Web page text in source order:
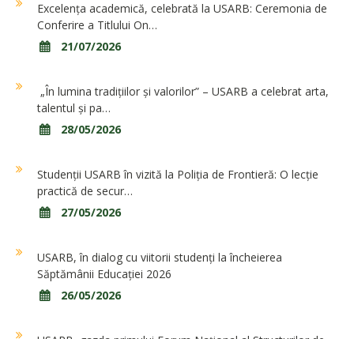
Excelența academică, celebrată la USARB: Ceremonia de
Conferire a Titlului On…
21/07/2026
„În lumina tradițiilor și valorilor” – USARB a celebrat arta,
talentul și pa…
28/05/2026
Studenții USARB în vizită la Poliția de Frontieră: O lecție
practică de secur…
27/05/2026
USARB, în dialog cu viitorii studenți la încheierea
Săptămânii Educației 2026
26/05/2026